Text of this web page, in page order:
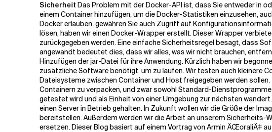
Sicherheit Das Problem mit der Docker-API ist, dass Sie entweder in
einem Container hinzufügen, um die Docker-Statistiken einzusehen,
Docker erlauben, gewähren Sie auch Zugriff auf
lösen, haben wir einen Docker-Wrapper erstellt. Dieser Wrapper
zurückgegeben werden. Eine einfache Sicherheitsregel besagt, dass
angewandt bedeutet dies, dass wir alles, was wir nicht brauchen,
Hinzufügen der jar-Datei für ihre Anwendung. Kürzlich haben wir
zusätzliche Software benötigt, um zu laufen. Wir testen auch kleinere
Dateisysteme zwischen Container und Host freigegeben werden sollen.
Containern zu verpacken, und zwar sowohl Standard-
getestet wird und als Einheit von einer Umgebung zur nächsten
einen Server in Betrieb gehalten. In Zukunft wollen wir die Größe der
bereitstellen. Außerdem werden wir die Arbeit an unserem
ersetzen. Dieser Blog basiert auf einem Vortrag von Armin ÄŒoraliÄ‡